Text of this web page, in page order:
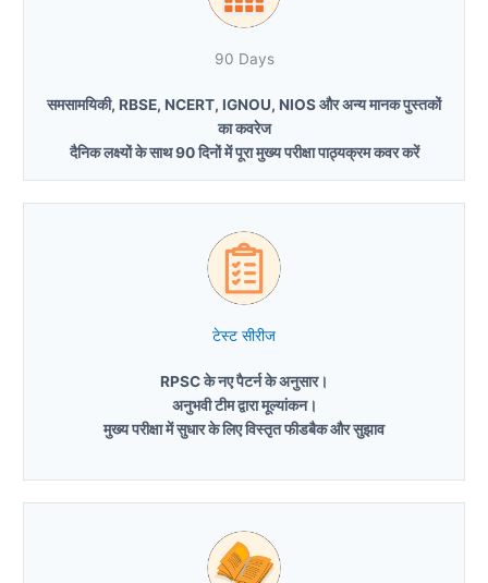
90 Days
समसामयिकी, RBSE, NCERT, IGNOU, NIOS और अन्य मानक पुस्तकों
का कवरेज
दैनिक लक्ष्यों के साथ 90 दिनों में पूरा मुख्य परीक्षा पाठ्यक्रम कवर करें
टेस्ट सीरीज
RPSC के नए पैटर्न के अनुसार।
अनुभवी टीम द्वारा मूल्यांकन।
मुख्य परीक्षा में सुधार के लिए विस्तृत फीडबैक और सुझाव